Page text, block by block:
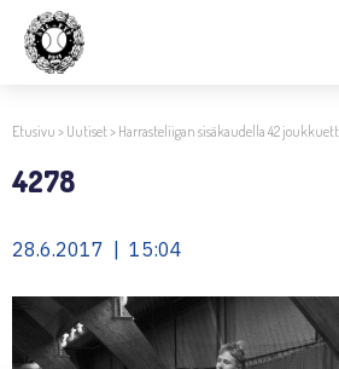
Etusivu > Uutiset> Harrasteliigan sisäkaudella 42
4278
28.6.2017 | 15:04